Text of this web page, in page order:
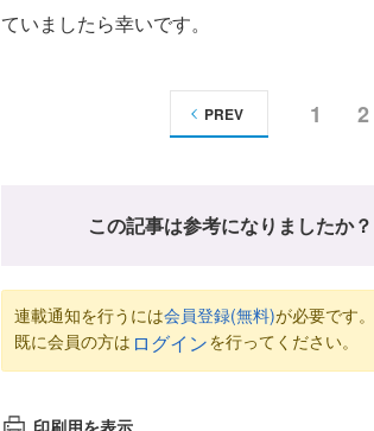
ていましたら幸いです。
1 2
PREV
この記事は参考になりましたか？
連載通知を行うには会員登録(無料)が必要です。
既に会員の方は ログインを行ってください。
印刷用を表示